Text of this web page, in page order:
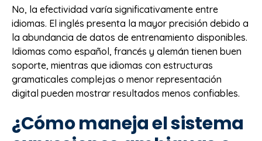
No, la efectividad varía significativamente entre
idiomas. El inglés presenta la mayor precisión debido a
la abundancia de datos de entrenamiento disponibles.
Idiomas como español, francés y alemán tienen buen
soporte, mientras que idiomas con estructuras
gramaticales complejas o menor representación
digital pueden mostrar resultados menos confiables.
¿Cómo maneja el sistema